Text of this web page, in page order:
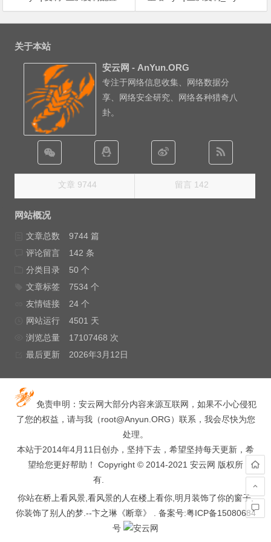
文
关于本站
安云网 - AnYun.ORG
专注于网络信息收集、网络数据分
享、网络安全研究、网络各种猎奇八
卦。
文章 9744 留言 142
网站概况
文章总数
9744 篇
评论留言
142 条
分类目录
50 个
文章标签
7534 个
友情链接
24 个
网站运行
4501 天
浏览总量
17107468 次
最后更新
2026年3月12日
免责申明：安云网大部分内容来源互联网，如果不小心侵犯
了您的权益，请与我（root@Anyun.ORG）联系，我会尽快为您
处理。
本站于2014年4月11日创办，坚持下去，希望坚持每天更新，希
望给您更好帮助！ Copyright © 2014-2021 安云网 版权所
有.
你站在桥上看风景,看风景的人在楼上看你,明月装饰了你的窗子,
你装饰了别人的梦.--卞之琳《断章》 . 备案号:粤ICP备15080684
号